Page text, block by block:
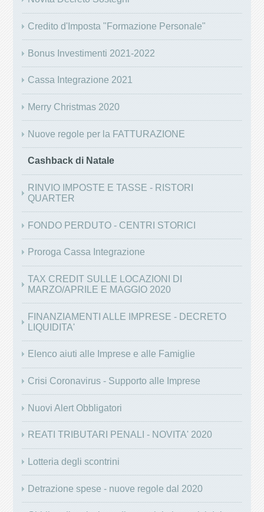
Credito d'Imposta "Formazione Personale"
Bonus Investimenti 2021-2022
Cassa Integrazione 2021
Merry Christmas 2020
Nuove regole per la FATTURAZIONE
Cashback di Natale
RINVIO IMPOSTE E TASSE - RISTORI
QUARTER
FONDO PERDUTO - CENTRI STORICI
Proroga Cassa Integrazione
TAX CREDIT SULLE LOCAZIONI DI
MARZO/APRILE E MAGGIO 2020
FINANZIAMENTI ALLE IMPRESE - DECRETO
LIQUIDITA'
Elenco aiuti alle Imprese e alle Famiglie
Crisi Coronavirus - Supporto alle Imprese
Nuovi Alert Obbligatori
REATI TRIBUTARI PENALI - NOVITA' 2020
Lotteria degli scontrini
Detrazione spese - nuove regole dal 2020